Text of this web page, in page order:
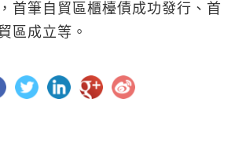
首筆自貿區櫃檯債成功發行、首
區成立等。